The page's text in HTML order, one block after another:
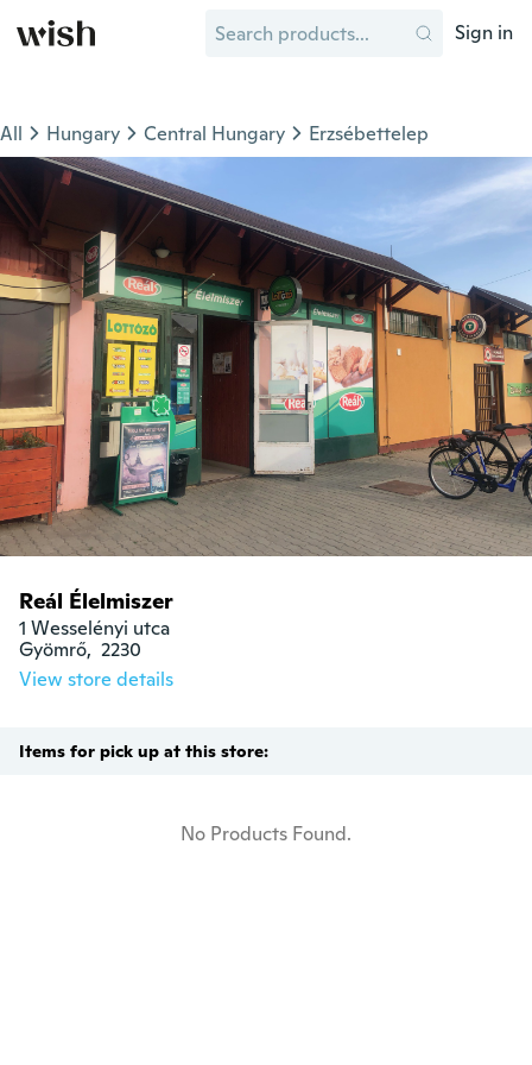
Sign in
All Hungary Central Hungary Erzsébettelep
Reál Élelmiszer
1 Wesselényi utca
Gyömrő,  2230
View store details
Items for pick up at this store:
No Products Found.